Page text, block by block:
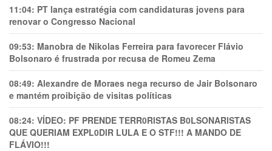
11:04: PT lança estratégia com candidaturas jovens para
renovar o Congresso Nacional
09:53: Manobra de Nikolas Ferreira para favorecer Flávio
Bolsonaro é frustrada por recusa de Romeu Zema
08:49: Alexandre de Moraes nega recurso de Jair Bolsonaro
e mantém proibição de visitas políticas
08:24: VÍDEO: PF PRENDE TERR0RlSTAS B0LSONARlSTAS
QUE QUERIAM EXPL0DlR LULA E O STF!!! A MANDO DE
FLÁVIO!!!